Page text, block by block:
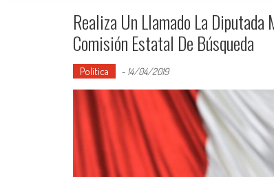
Realiza Un Llamado La Diputada
Comisión Estatal De Búsqueda
Política - 14/04/2019